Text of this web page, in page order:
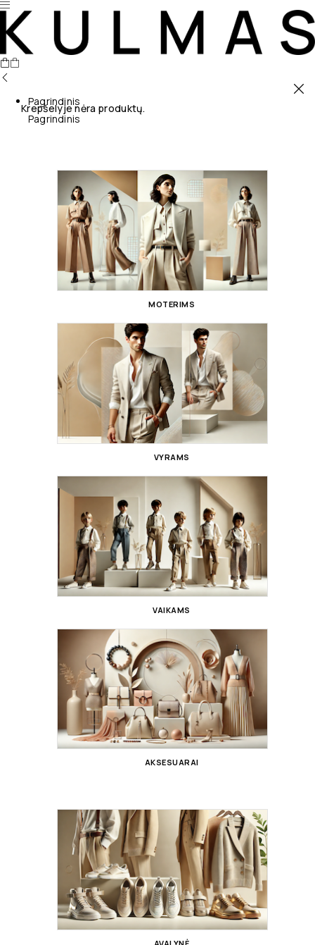
Krepšelyje nėra produktų.
Pagrindinis
Pagrindinis
MOTERIMS
VYRAMS
VAIKAMS
AKSESUARAI